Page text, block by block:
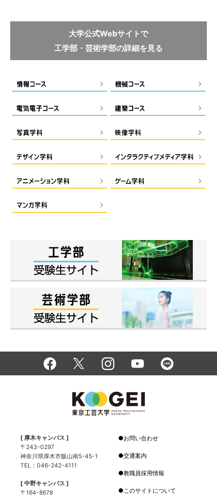
大学公式Webサイトで
工学部・芸術学部の詳細を見る
[ 厚木キャンパス ]
〒243-0297
神奈川県厚木市飯山南5-45-1
TEL：046-242-4111
[ 中野キャンパス ]
〒164-8678
お問い合わせ
交通案内
教職員採用情報
このサイトについて